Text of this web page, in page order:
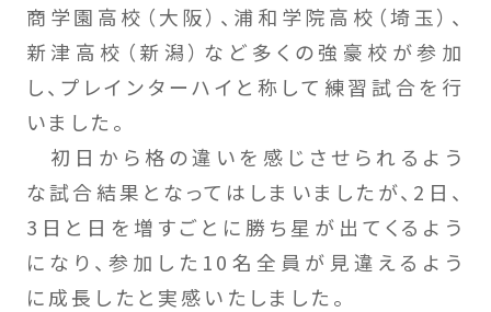
商学園高校（大阪）、浦和学院高校（埼玉）、
新津高校（新潟）など多くの強豪校が参加
し、プレインターハイと称して練習試合を行
いました。
初日から格の違いを感じさせられるよう
な試合結果となってはしまいましたが、2日、
3日と日を増すごとに勝ち星が出てくるよう
になり、参加した10名全員が見違えるよう
に成長したと実感いたしました。